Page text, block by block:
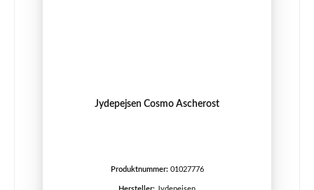
Jydepejsen Cosmo Ascherost
Produktnummer: 01027776